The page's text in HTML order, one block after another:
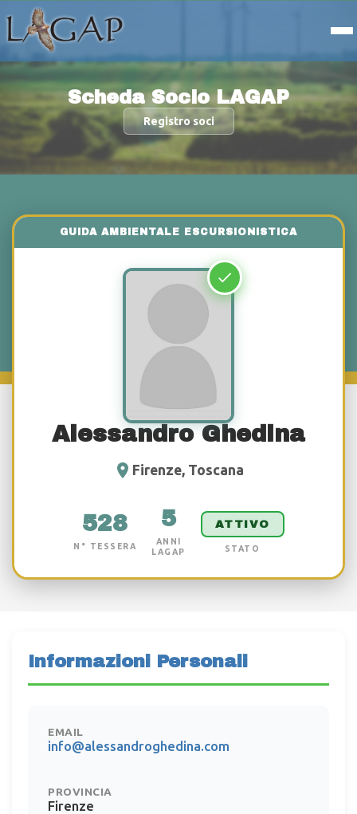
Scheda Socio LAGAP
Registro soci
Alessandro Ghedina
Firenze, Toscana
528
N° TESSERA
5
ANNI
LAGAP
ATTIVO
STATO
Informazioni Personali
EMAIL
info@alessandroghedina.com
PROVINCIA
Firenze